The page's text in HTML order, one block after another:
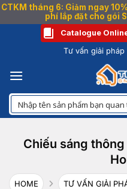
CTKM tháng 6: Giảm ngay
phí lắp đặt cho gói
dung
Catalogue
Tư vấn giải pháp
Chiếu sáng
HOME TƯ VẤN GIẢI